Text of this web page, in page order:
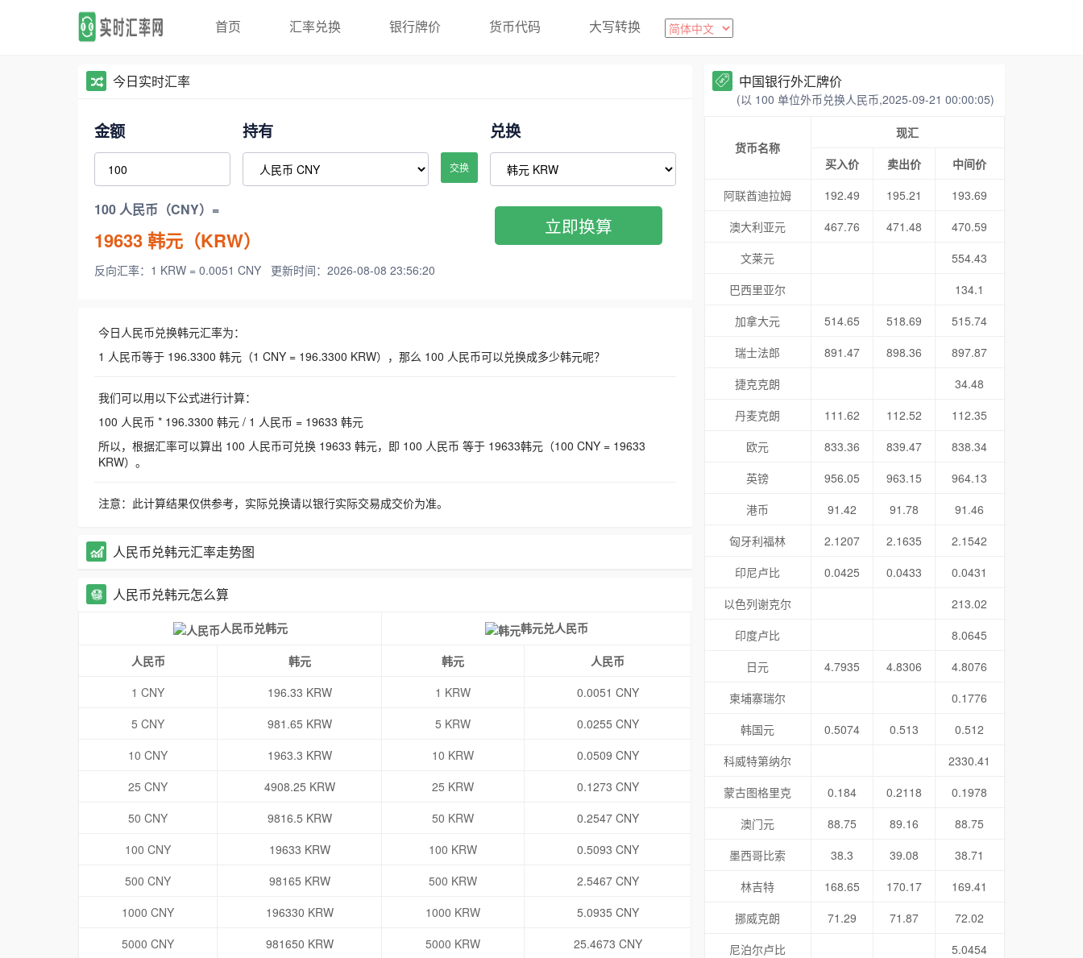
首页 汇率兑换 银行牌价 货币代码 大写转换
今日实时汇率
金额 持有
交换
兑换
100 人民币（CNY）=
19633韩元（KRW）
反向汇率：1 KRW = 0.0051 CNY 更新时间：2026-08-08 23:56:20
立即换算
今日人民币兑换韩元汇率为：
1 人民币等于 196.3300 韩元（1 CNY = 196.3300 KRW），那么 100 人民币可以兑换成多少韩元呢？
我们可以用以下公式进行计算：
100 人民币 * 196.3300 韩元 / 1 人民币 = 19633 韩元
所以，根据汇率可以算出 100 人民币可兑换 19633 韩元，即 100 人民币 等于 19633韩元（100 CNY = 19633
KRW）。
注意：此计算结果仅供参考，实际兑换请以银行实际交易成交价为准。
人民币兑韩元汇率走势图
人民币兑韩元怎么算
人民币兑韩元 韩元兑人民币
人民币 韩元 韩元
人民币
1 CNY
196.33 KRW 1 KRW
0.0051 CNY
5 CNY
981.65 KRW 5 KRW
0.0255 CNY
10 CNY
1963.3 KRW 10 KRW
0.0509 CNY
25 CNY
4908.25 KRW 25 KRW
0.1273 CNY
50 CNY
9816.5 KRW 50 KRW
0.2547 CNY
100 CNY
19633 KRW 100 KRW
0.5093 CNY
500 CNY
98165 KRW 500 KRW
2.5467 CNY
1000 CNY
196330 KRW 1000 KRW
5.0935 CNY
5000 CNY
981650 KRW 5000 KRW
25.4673 CNY
中国银行外汇牌价
(以 100 单位外币兑换人民币,2025-09-21 00:00:05)
货币名称
现汇
买入价
卖出价
中间价
阿联酋迪拉姆
192.49 195.21
193.69
澳大利亚元
467.76 471.48
470.59
文莱元
554.43
巴西里亚尔
134.1
加拿大元
514.65 518.69
515.74
瑞士法郎
891.47 898.36
897.87
捷克克朗
34.48
丹麦克朗
111.62 112.52
112.35
欧元
833.36 839.47
838.34
英镑
956.05 963.15
964.13
港币
91.42 91.78
91.46
匈牙利福林
2.1207 2.1635
2.1542
印尼卢比
0.0425 0.0433
0.0431
以色列谢克尔
213.02
印度卢比
8.0645
日元
4.7935 4.8306
4.8076
柬埔寨瑞尔
0.1776
韩国元
0.5074 0.513
0.512
科威特第纳尔
2330.41
蒙古图格里克
0.184 0.2118
0.1978
澳门元
88.75 89.16
88.75
墨西哥比索
38.3 39.08
38.71
林吉特
168.65 170.17
169.41
挪威克朗
71.29 71.87
72.02
尼泊尔卢比
5.0454